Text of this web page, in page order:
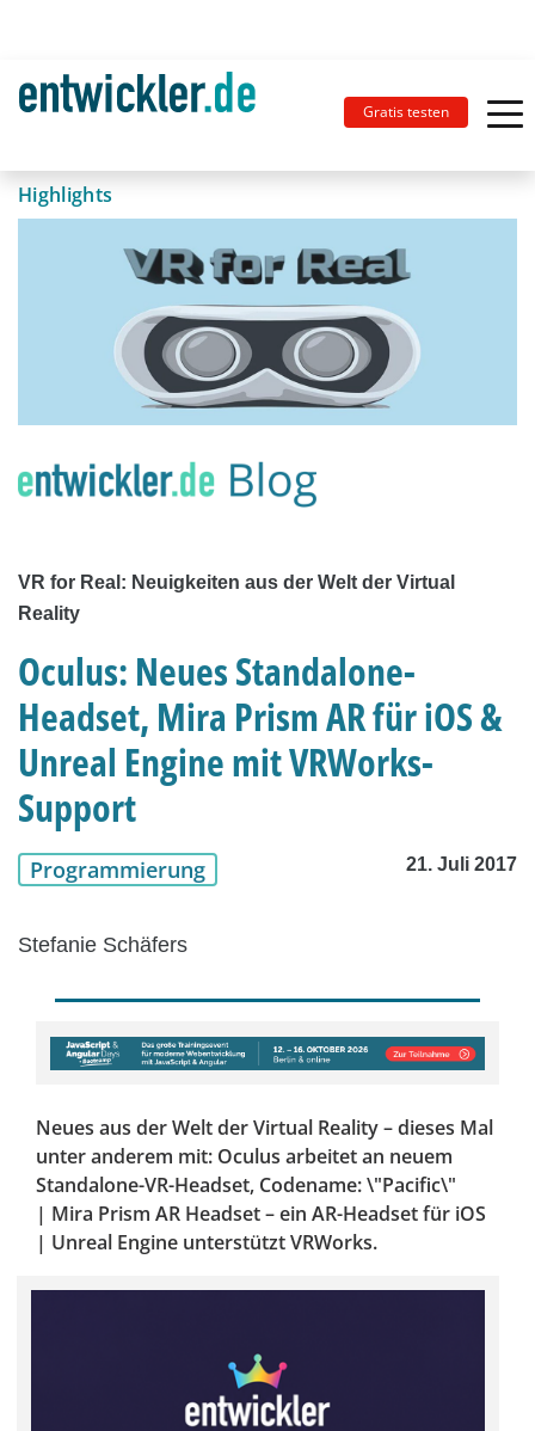
Gratis testen
Highlights
VR for Real: Neuigkeiten aus der Welt der Virtual
Reality
Oculus: Neues Standalone-
Headset, Mira Prism AR für iOS &
Unreal Engine mit VRWorks-
Support
Programmierung 21. Juli 2017
Stefanie Schäfers
Neues aus der Welt der Virtual Reality – dieses Mal
unter anderem mit: Oculus arbeitet an neuem
Standalone-VR-Headset, Codename: \"Pacific\"
| Mira Prism AR Headset – ein AR-Headset für iOS
| Unreal Engine unterstützt VRWorks.